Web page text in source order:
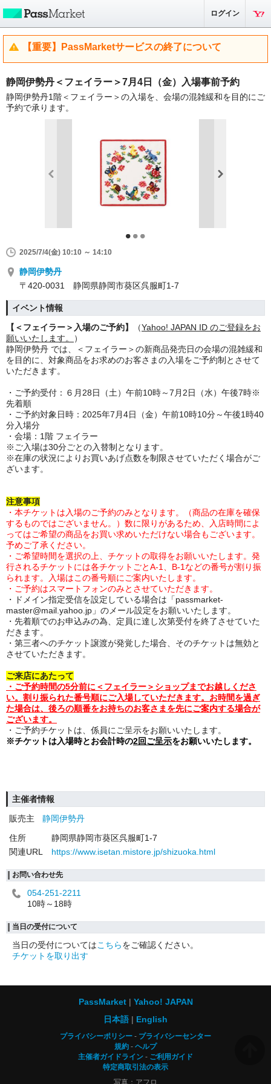
ログイン
【重要】PassMarketサービスの終了について
静岡伊勢丹＜フェイラー＞7月4日（金）入場事前予約
静岡伊勢丹1階＜フェイラー＞の入場を、会場の混雑緩和を目的にご
予約で承ります。
2025/7/4(金) 10:10 ～ 14:10
静岡伊勢丹
〒420-0031 静岡県静岡市葵区呉服町1-7
イベント情報
【＜フェイラー＞入場のご予約】
（Yahoo! JAPAN ID のご登録をお
願いいたします。
）
静岡伊勢丹 では、＜フェイラー＞の新商品発売日の会場の混雑緩和
を目的に、対象商品をお求めのお客さまの入場をご予約制とさせて
いただきます。
・ご予約受付：６月28日（土）午前10時～7月2日（水）午後7時※
先着順
・ご予約対象日時：2025年7月4日（金）午前10時10分～午後1時40
分入場分
・会場：1階 フェイラー
※ご入場は30分ごとの入替制となります。
※在庫の状況によりお買いあげ点数を制限させていただく場合がご
ざいます。
注意事項
・本チケットは入場のご予約のみとなります。（商品の在庫を確保
するものではございません。）数に限りがあるため、入店時間によ
ってはご希望の商品をお買い求めいただけない場合もございます。
予めご了承ください。
・ご希望時間を選択の上、チケットの取得をお願いいたします。発
行されるチケットには各チケットごとA-1、B-1などの番号が割り振
られます。入場はこの番号順にご案内いたします。
・ご予約はスマートフォンのみとさせていただきます。
・ドメイン指定受信を設定している場合は「passmarket-
master@mail.yahoo.jp」のメール設定をお願いいたします。
・先着順でのお申込みの為、定員に達し次第受付を終了させていた
だきます。
・第三者へのチケット譲渡が発覚した場合、そのチケットは無効と
させていただきます。
ご来店にあたって
・ご予約時間の5分前に＜フェイラー＞ショップまでお越しくださ
い。割り振られた番号順にご入場していただきます。 お時間を過ぎ
た場合は、後ろの順番をお持ちのお客さまを先にご案内する場合が
ございます。
・ご予約チケットは、係員にご呈示をお願いいたします。
※チケットは入場時とお会計時の2回ご呈示をお願いいたします。
主催者情報
販売主
静岡伊勢丹
住所
静岡県静岡市葵区呉服町1-7
関連URL
https://www.isetan.mistore.jp/shizuoka.html
お問い合わせ先
054-251-2211
10時～18時
当日の受付について
当日の受付についてはこちらをご確認ください。
チケットを取り出す
PassMarket
Yahoo! JAPAN
日本語
English
プライバシーポリシー
プライバシーセンター
規約
ヘルプ
主催者ガイドライン
ご利用ガイド
特定商取引法の表示
写真：アフロ